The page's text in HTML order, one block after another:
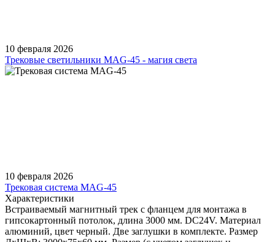
10 февраля 2026
Трековые светильники MAG-45 - магия света
10 февраля 2026
Трековая система MAG-45
Характеристики
Встраиваемый магнитный трек с фланцем для монтажа в
гипсокартонный потолок, длина 3000 мм. DC24V. Материал
алюминий, цвет черный. Две заглушки в комплекте. Размер